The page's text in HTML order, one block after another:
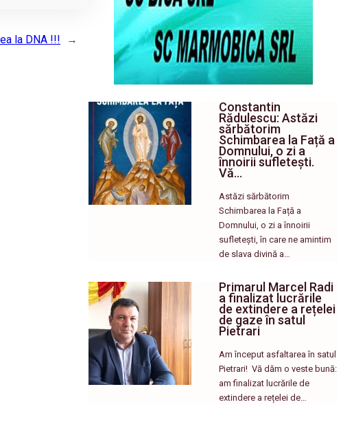
la DNA !!! →
Constantin
Rădulescu: Astăzi
sărbătorim
Schimbarea la Față a
Domnului, o zi a
înnoirii sufletești.
Vă…
Astăzi sărbătorim
Schimbarea la Față a
Domnului, o zi a înnoirii
sufletești, în care ne amintim
de slava divină a…
Primarul Marcel Radi
a finalizat lucrările
de extindere a rețelei
de gaze în satul
Pietrari
Am început asfaltarea în satul
Pietrari! ​ Vă dăm o veste bună:
am finalizat lucrările de
extindere a rețelei de…